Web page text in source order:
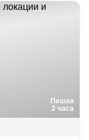
Пешая
2 часа